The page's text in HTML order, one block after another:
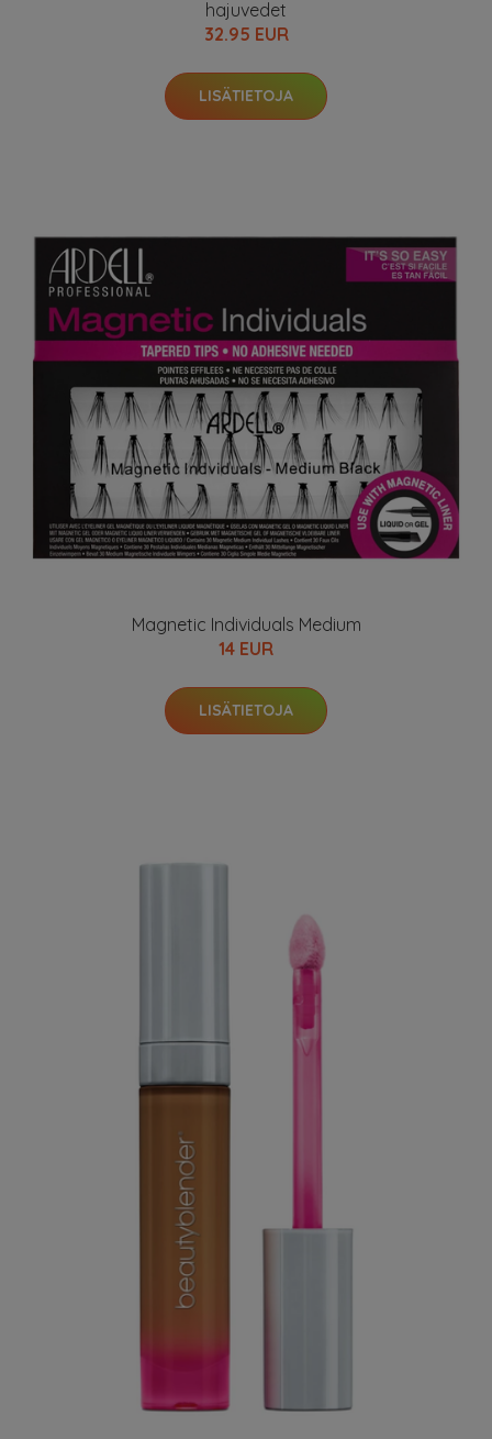
hajuvedet
32.95 EUR
LISÄTIETOJA
Magnetic Individuals Medium
14 EUR
LISÄTIETOJA